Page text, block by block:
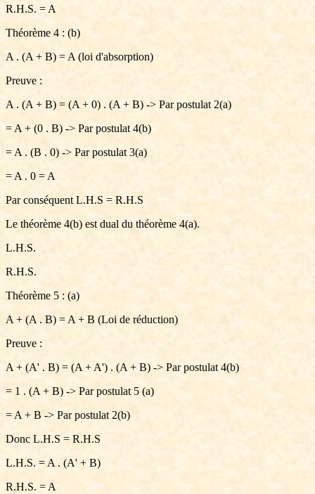
R.H.S. = A
Théorème 4 : (b)
A . (A + B) = A (loi d'absorption)
Preuve :
A . (A + B) = (A + 0) . (A + B) -> Par postulat 2(a)
= A + (0 . B) -> Par postulat 4(b)
= A . (B . 0) -> Par postulat 3(a)
= A . 0 = A
Par conséquent L.H.S = R.H.S
Le théorème 4(b) est dual du théorème 4(a).
L.H.S.
R.H.S.
Théorème 5 : (a)
A + (A . B) = A + B (Loi de réduction)
Preuve :
A + (A' . B) = (A + A') . (A + B) -> Par postulat 4(b)
= 1 . (A + B) -> Par postulat 5 (a)
= A + B -> Par postulat 2(b)
Donc L.H.S = R.H.S
L.H.S. = A . (A' + B)
R.H.S. = A